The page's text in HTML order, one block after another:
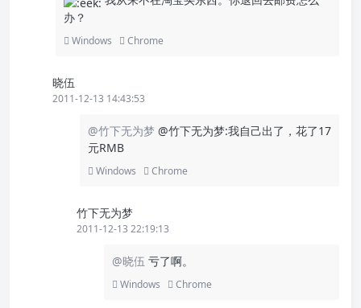
办？
Windows Chrome
晓伍
2011-12-13 14:43:53
@竹下无为梦 @竹下无为梦:我自己出了，花了17
元RMB
Windows Chrome
竹下无为梦
2011-12-13 22:19:13
@晓伍 亏了啊。
Windows Chrome